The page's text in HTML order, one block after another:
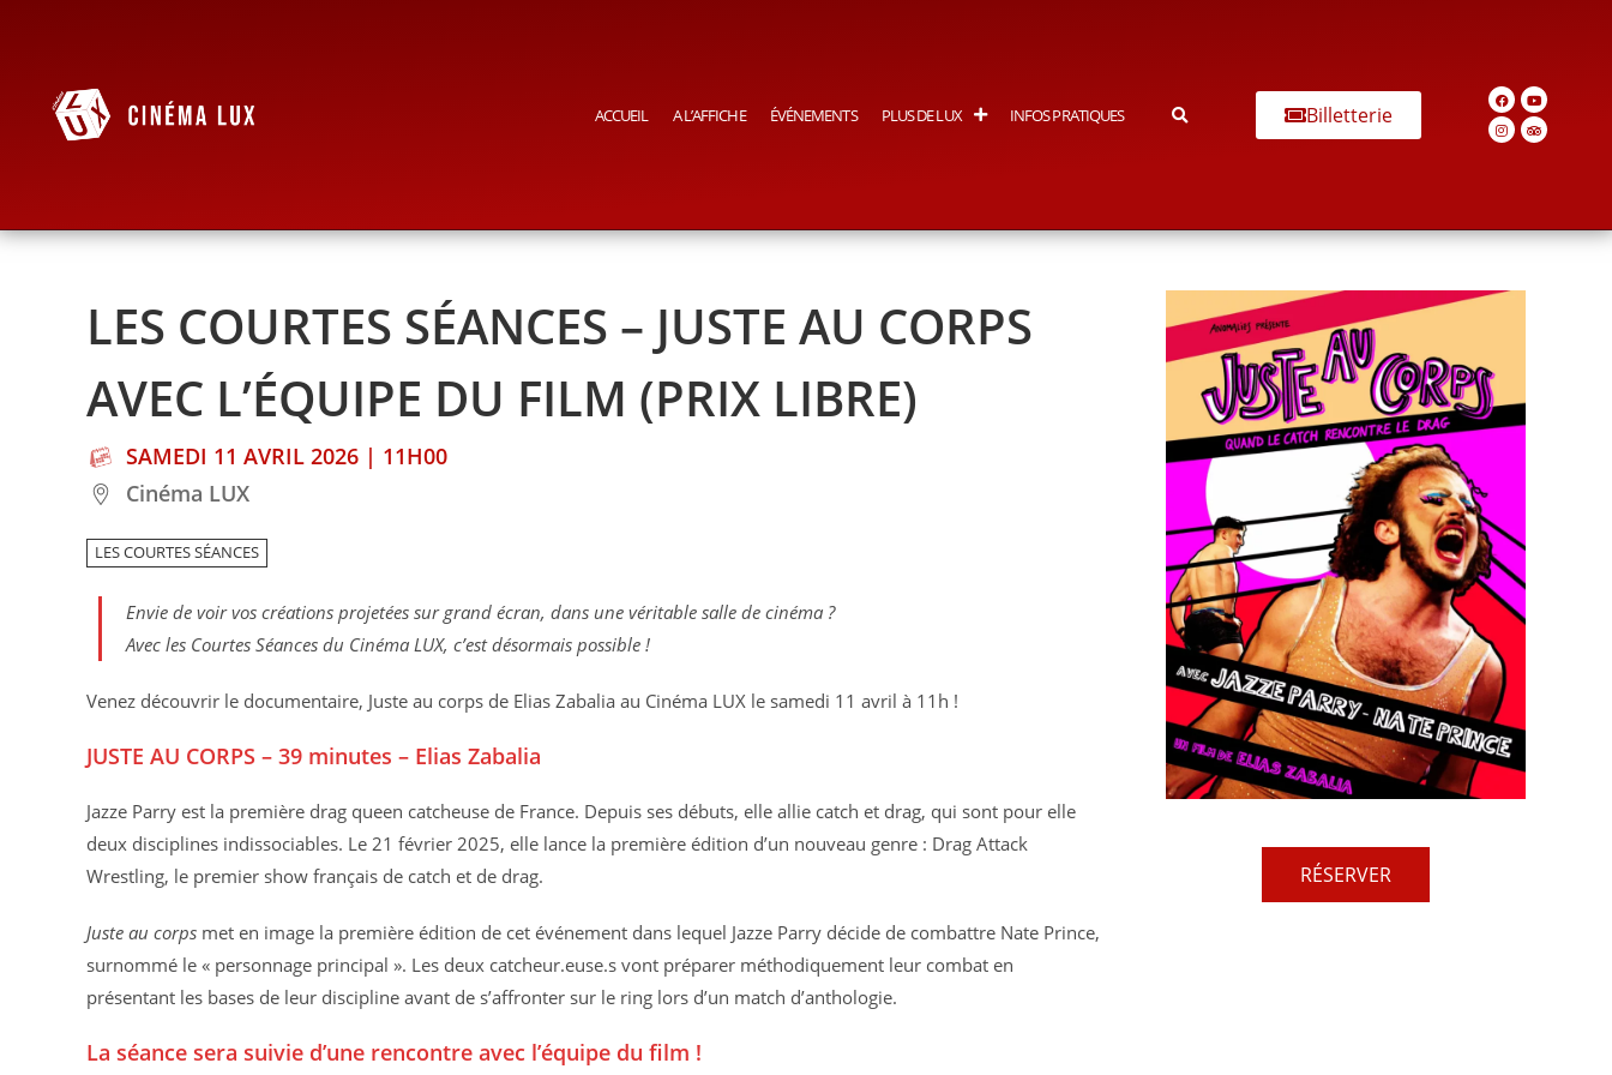
ACCUEIL A L’AFFICHE ÉVÉNEMENTS PLUS DE LUX INFOS PRATIQUES Billetterie
RÉSERVER
LES COURTES SÉANCES – JUSTE AU CORPS
AVEC L’ÉQUIPE DU FILM (PRIX LIBRE)
SAMEDI 11 AVRIL 2026 | 11H00
Cinéma LUX
LES COURTES SÉANCES
Envie de voir vos créations projetées sur grand écran, dans une véritable salle de cinéma ?
Avec les Courtes Séances du Cinéma LUX, c’est désormais possible !
Venez découvrir le documentaire, Juste au corps de Elias Zabalia au Cinéma LUX le samedi 11 avril à 11h !
JUSTE AU CORPS – 39 minutes – Elias Zabalia
Jazze Parry est la première drag queen catcheuse de France. Depuis ses débuts, elle allie catch et drag, qui sont pour elle
deux disciplines indissociables. Le 21 février 2025, elle lance la première édition d’un nouveau genre : Drag Attack
Wrestling, le premier show français de catch et de drag.
Juste au corps met en image la première édition de cet événement dans lequel Jazze Parry décide de combattre Nate Prince,
surnommé le « personnage principal ». Les deux catcheur.euse.s vont préparer méthodiquement leur combat en
présentant les bases de leur discipline avant de s’affronter sur le ring lors d’un match d’anthologie.
La séance sera suivie d’une rencontre avec l’équipe du film !